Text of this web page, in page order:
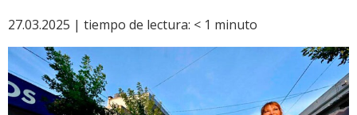
27.03.2025 | tiempo de lectura: < 1 minuto